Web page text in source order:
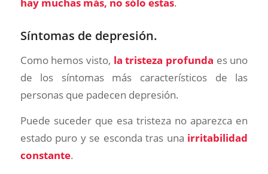
hay muchas más, no sólo estas.
Síntomas de depresión.
Como hemos visto, la tristeza profunda es uno
de los síntomas más característicos de las
personas que padecen depresión.
Puede suceder que esa tristeza no aparezca en
estado puro y se esconda tras una irritabilidad
constante.